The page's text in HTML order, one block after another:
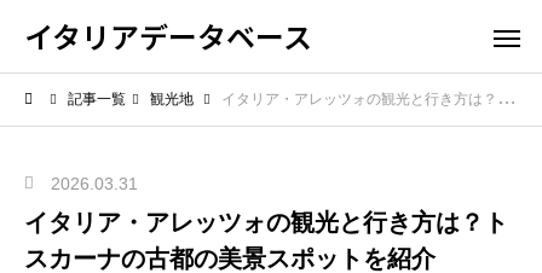
イタリアデータベース
記事一覧 観光地 イタリア・アレッツォの観光と行き方は？トスカーナの古都の美景スポットを紹介
2026.03.31
イタリア・アレッツォの観光と行き方は？ト
スカーナの古都の美景スポットを紹介